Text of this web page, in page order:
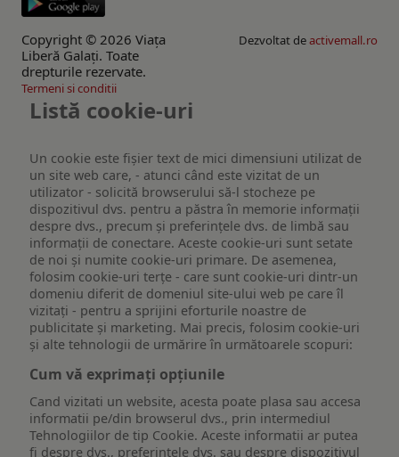
Copyright © 2026 Viaţa
Liberă Galaţi. Toate
drepturile rezervate.
Dezvoltat deactivemall.ro
Termeni si conditii
Listă cookie-uri
Un cookie este fişier text de mici dimensiuni utilizat de
un site web care, - atunci când este vizitat de un
utilizator - solicită browserului să-l stocheze pe
dispozitivul dvs. pentru a păstra în memorie informații
despre dvs., precum și preferințele dvs. de limbă sau
informații de conectare. Aceste cookie-uri sunt setate
de noi și numite cookie-uri primare. De asemenea,
folosim cookie-uri terțe - care sunt cookie-uri dintr-un
domeniu diferit de domeniul site-ului web pe care îl
vizitați - pentru a sprijini eforturile noastre de
publicitate și marketing. Mai precis, folosim cookie-uri
și alte tehnologii de urmărire în următoarele scopuri:
Cum vă exprimați opțiunile
Cand vizitati un website, acesta poate plasa sau accesa
informatii pe/din browserul dvs., prin intermediul
Tehnologiilor de tip Cookie. Aceste informatii ar putea
fi despre dvs., preferintele dvs. sau despre dispozitivul